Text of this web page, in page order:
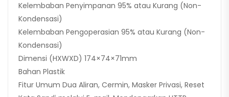
Kelembaban Penyimpanan 95% atau Kurang (Non-
Kondensasi)
Kelembaban Pengoperasian 95% atau Kurang (Non-
Kondensasi)
Dimensi (HXWXD) 174×74×71mm
Bahan Plastik
Fitur Umum Dua Aliran, Cermin, Masker Privasi, Reset